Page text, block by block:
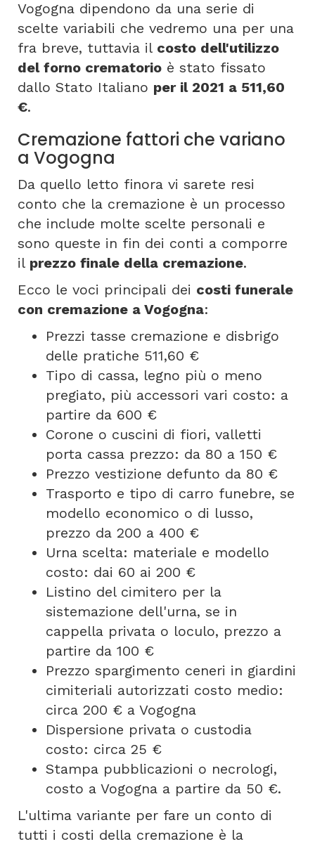
Vogogna dipendono da una serie di
scelte variabili che vedremo una per una
fra breve, tuttavia il costo dell'utilizzo
del forno crematorio è stato fissato
dallo Stato Italiano per il 2021 a 511,60
€.
Cremazione fattori che variano
a Vogogna
Da quello letto finora vi sarete resi
conto che la cremazione è un processo
che include molte scelte personali e
sono queste in fin dei conti a comporre
il prezzo finale della cremazione.
Ecco le voci principali dei costi funerale
con cremazione a Vogogna:
Prezzi tasse cremazione e disbrigo
delle pratiche 511,60 €
Tipo di cassa, legno più o meno
pregiato, più accessori vari costo: a
partire da 600 €
Corone o cuscini di fiori, valletti
porta cassa prezzo: da 80 a 150 €
Prezzo vestizione defunto da 80 €
Trasporto e tipo di carro funebre, se
modello economico o di lusso,
prezzo da 200 a 400 €
Urna scelta: materiale e modello
costo: dai 60 ai 200 €
Listino del cimitero per la
sistemazione dell'urna, se in
cappella privata o loculo, prezzo a
partire da 100 €
Prezzo spargimento ceneri in giardini
cimiteriali autorizzati costo medio:
circa 200 € a Vogogna
Dispersione privata o custodia
costo: circa 25 €
Stampa pubblicazioni o necrologi,
costo a Vogogna a partire da 50 €.
L'ultima variante per fare un conto di
tutti i costi della cremazione è la